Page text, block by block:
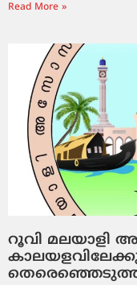
Read More »
റൂവി മലയാളി